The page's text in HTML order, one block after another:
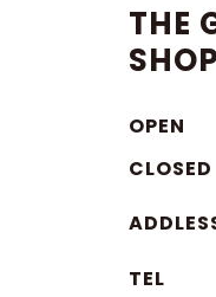
THE
SHOP
OPEN
CLOSED
TEL